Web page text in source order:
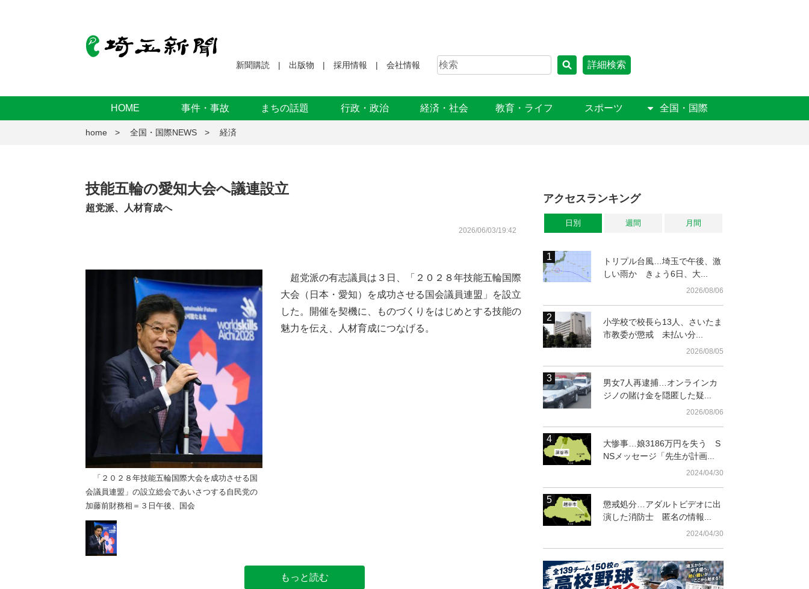
新聞購読 出版物 採用情報 会社情報 詳細検索
HOME 事件・事故 まちの話題 行政・政治 経済・社会 教育・ライフ スポーツ 全国・国際
home 全国・国際NEWS 経済
技能五輪の愛知大会へ議連設立
超党派、人材育成へ
2026/06/03/19:42
「２０２８年技能五輪国際大会を成功させる国
会議員連盟」の設立総会であいさつする自民党の
加藤前財務相＝３日午後、国会
超党派の有志議員は３日、「２０２８年技能五輪国際
大会（日本・愛知）を成功させる国会議員連盟」を設立
した。開催を契機に、ものづくりをはじめとする技能の
魅力を伝え、人材育成につなげる。
もっと読む
アクセスランキング
日別 週間 月間
トリプル台風…埼玉で午後、激
しい雨か きょう6日、大...
2026/08/06
小学校で校長ら13人、さいたま
市教委が懲戒 未払い分...
2026/08/05
男女7人再逮捕…オンラインカ
ジノの賭け金を隠匿した疑...
2026/08/06
大惨事…娘3186万円を失う S
NSメッセージ「先生が計画...
2024/04/30
懲戒処分…アダルトビデオに出
演した消防士 匿名の情報...
2024/04/30